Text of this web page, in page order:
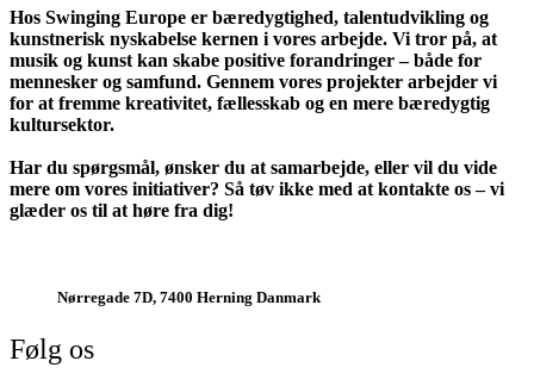
Hos Swinging Europe er bæredygtighed, talentudvikling og
kunstnerisk nyskabelse kernen i vores arbejde. Vi tror på, at
musik og kunst kan skabe positive forandringer – både for
mennesker og samfund. Gennem vores projekter arbejder vi
for at fremme kreativitet, fællesskab og en mere bæredygtig
kultursektor.
Har du spørgsmål, ønsker du at samarbejde, eller vil du vide
mere om vores initiativer? Så tøv ikke med at kontakte os – vi
glæder os til at høre fra dig!
Nørregade 7D, 7400 Herning Danmark
Følg os